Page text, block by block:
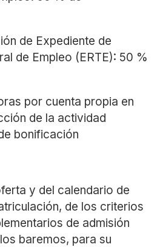
de Expediente de
de Empleo (ERTE): 50 %
por cuenta propia en
de la actividad
bonificación
y del calendario de
de los criterios
de admisión
baremos, para su